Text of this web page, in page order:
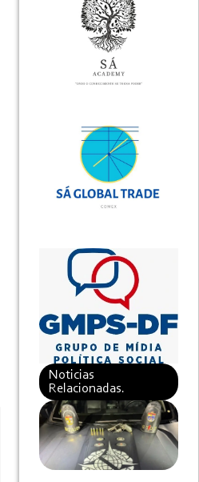
Noticias
Relacionadas.